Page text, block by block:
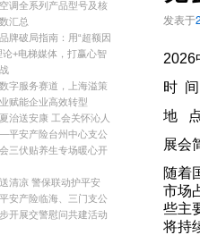
调全系列产品型号及核
汇总
牌破局指南：用“超额因
论+电梯媒体，打赢心智
字服务赛道，上海溢策
赋能企业高效转型
治送安康 工会关怀沁人
安产险台州中心支公
三伏贴养生专场暖心开
清凉 警保联动护平安
产险临海、三门支公
开展交警慰问共建活动
发表于
2026
时 间
地
展会
随着
市场
些主
将持